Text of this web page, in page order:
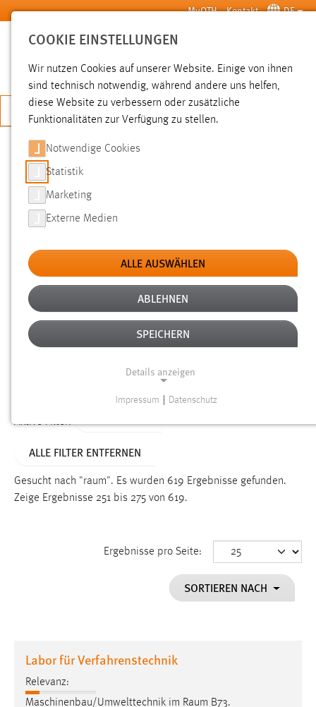
Zum Hauptinhalt springen MyOTH Kontakt DE
SUCHE
JETZT BEWERBEN
SUCHE
FILTER
Typ
Erstellungsdatum
Alter
Aktive Filter:
ALLE FILTER ENTFERNEN
Gesucht nach "raum". Es wurden 619 Ergebnisse gefunden.
Zeige Ergebnisse 251 bis 275 von 619.
Ergebnisse pro Seite:
SORTIEREN NACH
Labor für Verfahrenstechnik
Relevanz:
Maschinenbau/Umwelttechnik im Raum B73.
COOKIE EINSTELLUNGEN
Wir nutzen Cookies auf unserer Website. Einige von ihnen
sind technisch notwendig, während andere uns helfen,
diese Website zu verbessern oder zusätzliche
Funktionalitäten zur Verfügung zu stellen.
Notwendige Cookies
Statistik
Marketing
Externe Medien
ALLE AUSWÄHLEN
ABLEHNEN
SPEICHERN
Details anzeigen
Funktionen und sind für die einwandfreie Funktion der
Einverständnis
cookie_consent
Dieser Cookie speichert die ausgewählten Einverständnis-
Performance
Impressum Datenschutz